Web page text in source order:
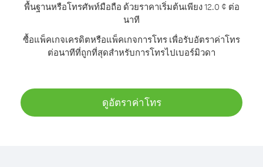
พื้นฐานหรือโทรศัพท์มือถือ ด้วยราคาเริ่มต้นเพียง 12.0 ¢ ต่อ
นาที
ซื้อแพ็คเกจเครดิตหรือแพ็คเกจการโทร เพื่อรับอัตราค่าโทร
ต่อนาทีที่ถูกที่สุดสำหรับการโทรไปเบอร์มิวดา
ดูอัตราค่าโทร